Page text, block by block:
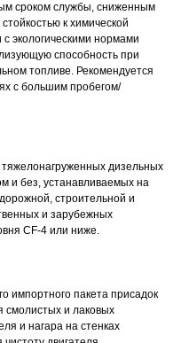
сроком службы, сниженным
к химической
экологическими нормами
способность при
топливе. Рекомендуется
с большим пробегом/
дизельных
и без, устанавливаемых на
строительной и
и зарубежных
CF-4 или ниже.
импортного пакета присадок
смолистых и лаковых
и нагара на стенках